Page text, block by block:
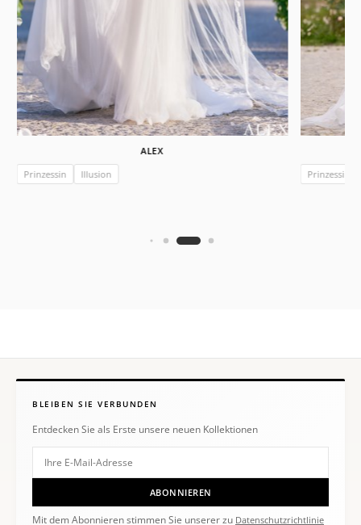
ALEX
Prinzessin
Illusion Prinzessin
BLEIBEN SIE VERBUNDEN
Entdecken Sie als Erste unsere neuen Kollektionen
ABONNIEREN
Mit dem Abonnieren stimmen Sie unserer zu Datenschutzrichtlinie